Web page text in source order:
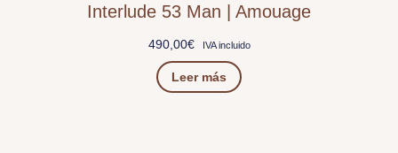
Interlude 53 Man | Amouage
490,00€ IVA incluido
Leer más